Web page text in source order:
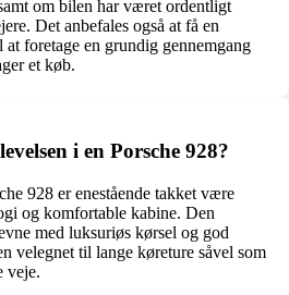
om bilen har været ordentligt
Det anbefales også at få en
foretage en grundig gennemgang
et køb.
i en Porsche 928?
928 er enestående takket være
og komfortable kabine. Den
med luksuriøs kørsel og god
velegnet til lange køreture såvel som
veje.